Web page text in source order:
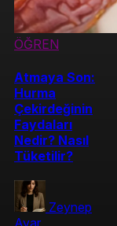
ÖĞREN
Atmaya Son:
Hurma
Çekirdeğinin
Faydaları
Nedir? Nasıl
Tüketilir?
Zeynep
Ayar